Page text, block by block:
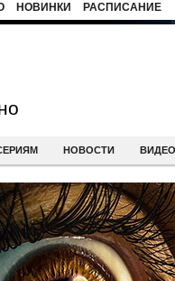
НОВИНКИ РАСПИСАНИЕ
НОВОСТИ ВИДЕО